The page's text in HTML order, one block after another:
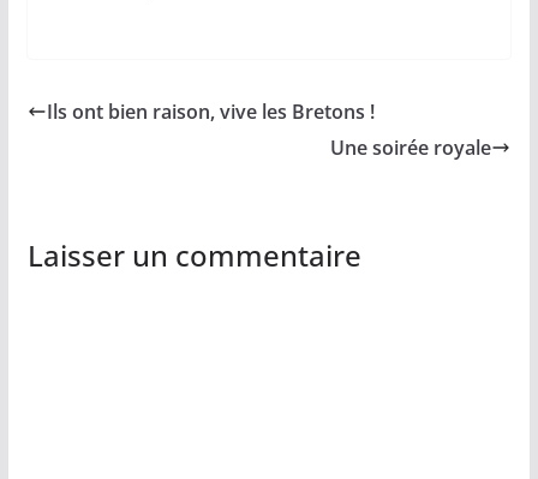
Ils ont bien raison, vive les Bretons !
Une soirée royale
Laisser un commentaire